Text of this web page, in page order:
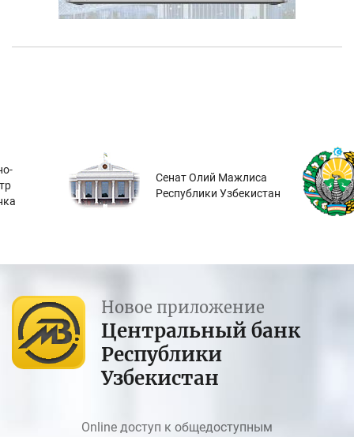
Сенат Олий Мажлиса
Республики Узбекистан
Новое приложение
Центральный банк
Республики
Узбекистан
Online доступ к общедоступным